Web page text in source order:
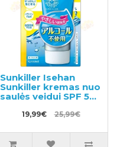
Sunkiller Isehan
Sunkiller kremas nuo
saulės veidui SPF 50+
19,99€ 25,99€